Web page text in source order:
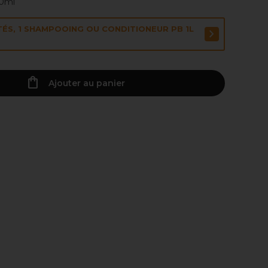
1 SHAMPOOING OU CONDITIONEUR PB 1L
Ajouter au panier